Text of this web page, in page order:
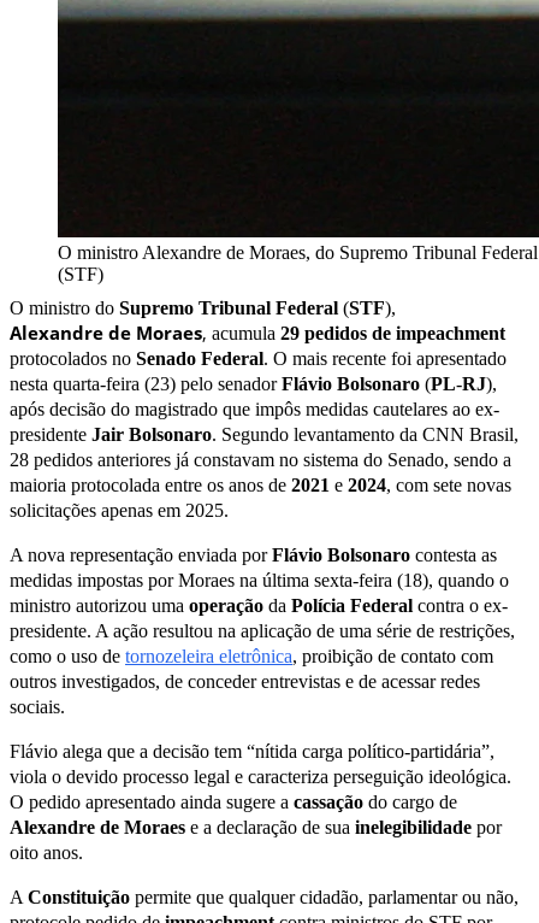
O ministro Alexandre de Moraes, do Supremo Tribunal Federal
(STF)
O ministro do Supremo Tribunal Federal (STF),
Alexandre de Moraes, acumula 29 pedidos de impeachment
protocolados no Senado Federal. O mais recente foi apresentado
nesta quarta-feira (23) pelo senadorFlávio Bolsonaro (PL-RJ),
após decisão do magistrado que impôs medidas cautelares ao ex-
presidente Jair Bolsonaro. Segundo levantamento da CNN Brasil,
28 pedidos anteriores já constavam no sistema do Senado, sendo a
maioria protocolada entre os anos de 2021 e 2024, com sete novas
solicitações apenas em 2025.
A nova representação enviada porFlávio Bolsonaro contesta as
medidas impostas por Moraes na última sexta-feira (18), quando o
ministro autorizou uma operação da Polícia Federal contra o ex-
presidente. A ação resultou na aplicação de uma série de restrições,
como o uso de tornozeleira eletrônica, proibição de contato com
outros investigados, de conceder entrevistas e de acessar redes
sociais.
Flávio alega que a decisão tem “nítida carga político-partidária”,
viola o devido processo legal e caracteriza perseguição ideológica.
O pedido apresentado ainda sugere a cassação do cargo de
Alexandre de Moraes e a declaração de sua inelegibilidade por
oito anos.
A Constituição permite que qualquer cidadão, parlamentar ou não,